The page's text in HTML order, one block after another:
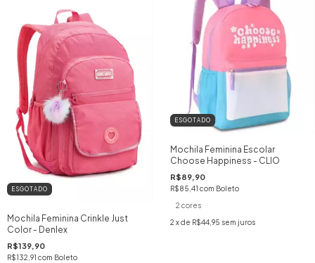
ESGOTADO
Mochila Feminina Crinkle Just
Color - Denlex
R$139,90
R$132,91 com Boleto
ESGOTADO
Mochila Feminina Escolar
Choose Happiness - CLIO
R$89,90
R$85,41 com Boleto
2 cores
2 x de R$44,95 sem juros